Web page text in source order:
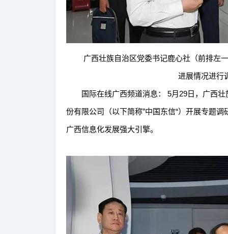
广西壮族自治区党委书记鹿心社（前排左一
进展情况进行
国际在线广西频道消息： 5月29日，广西壮
份有限公司（以下简称”中国东信“）开展专题
广西信息化发展强大引擎。